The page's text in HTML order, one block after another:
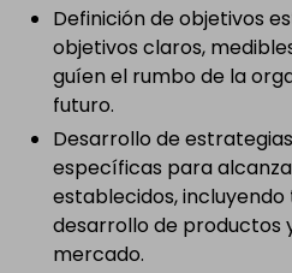
Definición de objetivos
objetivos claros,
guíen el rumbo de la
futuro.
Desarrollo de
específicas para
establecidos,
desarrollo de productos
mercado.